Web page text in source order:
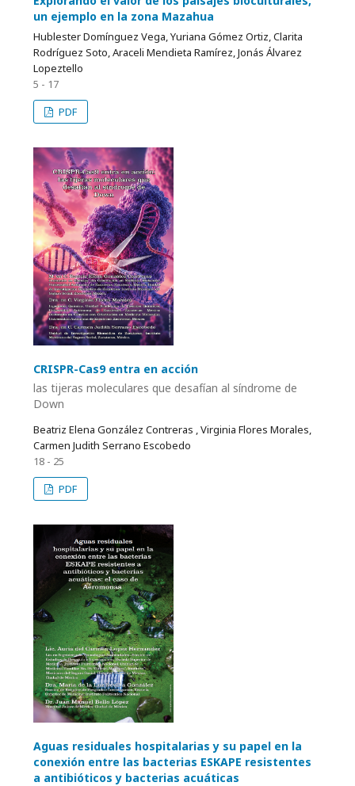
un ejemplo en la zona Mazahua
Hublester Domínguez Vega, Yuriana Gómez Ortiz, Clarita
Rodríguez Soto, Araceli Mendieta Ramírez, Jonás Álvarez
Lopeztello
5 - 17
PDF
CRISPR-Cas9 entra en acción
las tijeras moleculares que desafían al síndrome de
Down
Beatriz Elena González Contreras , Virginia Flores Morales,
Carmen Judith Serrano Escobedo
18 - 25
PDF
Aguas residuales hospitalarias y su papel en la
conexión entre las bacterias ESKAPE resistentes
a antibióticos y bacterias acuáticas